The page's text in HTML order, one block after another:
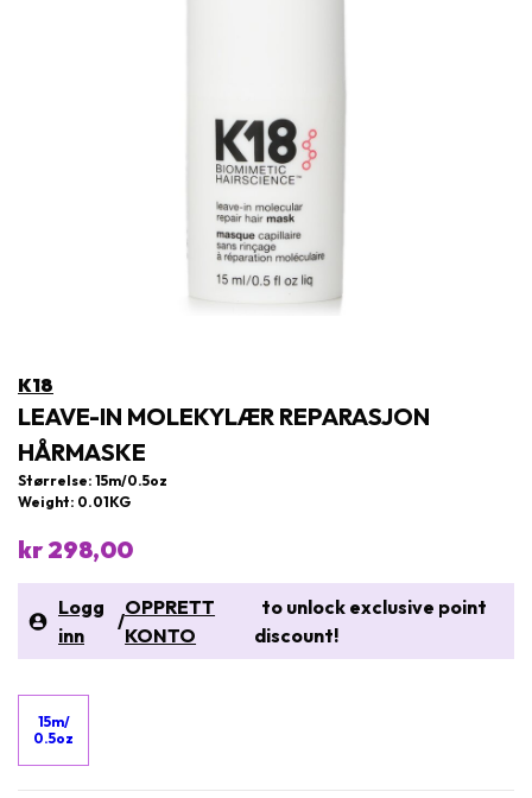
K18
LEAVE-IN MOLEKYLÆR REPARASJON
HÅRMASKE
Størrelse: 15m/0.5oz
Weight: 0.01KG
kr 298,00
Logg
inn
/
OPPRETT
KONTO
to unlock exclusive point
discount!
15m/
0.5oz